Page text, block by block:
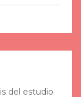
del estudio